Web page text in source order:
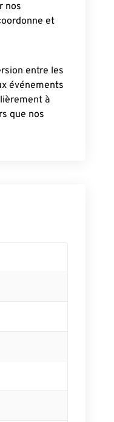
nos
et
entre les
événements
à
que nos